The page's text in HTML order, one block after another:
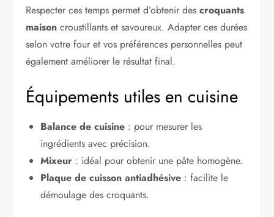
Respecter ces temps permet d’obtenir descroquants
maison croustillants et savoureux. Adapter ces durées
selon votre four et vos préférences personnelles peut
également améliorer le résultat final.
Équipements utiles en cuisine
Balance de cuisine : pour mesurer les
ingrédients avec précision.
Mixeur : idéal pour obtenir une pâte homogène.
Plaque de cuisson antiadhésive : facilite le
démoulage des croquants.